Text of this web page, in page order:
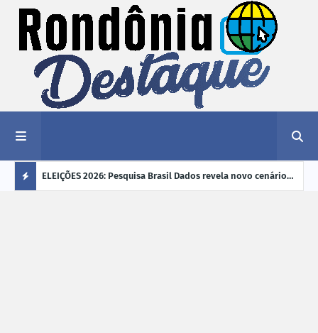
a mais ELEIÇÕES 2026: Pesquisa Brasil Dados revela novo cenário